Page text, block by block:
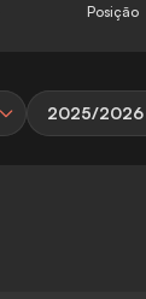
Posição
2025/2026